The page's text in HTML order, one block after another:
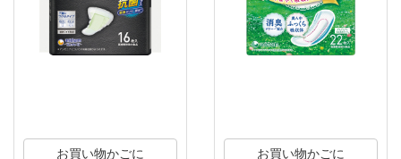
お買い物かごに
お買い物かごに